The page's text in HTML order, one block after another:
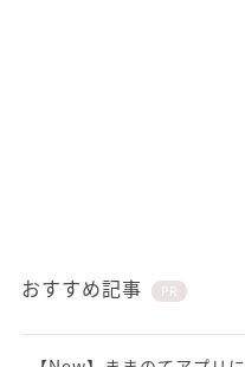
おすすめ記事 PR